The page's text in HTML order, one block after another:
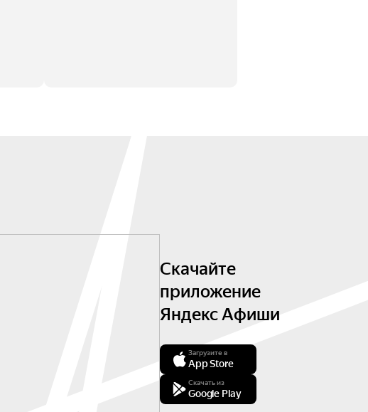
Скачайте
приложение
Яндекс Афиши
Загрузите в
App Store
Скачать из
Google Play